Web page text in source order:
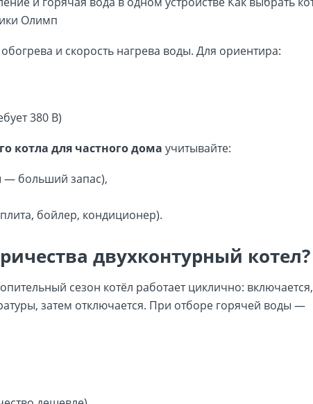
и скорость нагрева воды. Для ориентира:
380 В)
котла для частного дома учитывайте:
— больший запас),
бойлер, кондиционер).
двухконтурный котел?
сезон котёл работает циклично: включается,
затем отключается. При отборе горячей воды —